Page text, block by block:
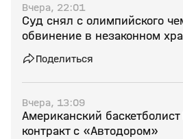
Вчера, 22:01
Суд снял с олимпийского
обвинение в незаконном
Поделиться
Вчера, 13:09
Американский
контракт с «Автодором»